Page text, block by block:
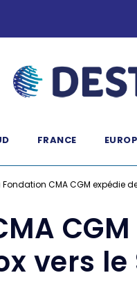
FRANCE
Fondation CMA CGM expédie
vers